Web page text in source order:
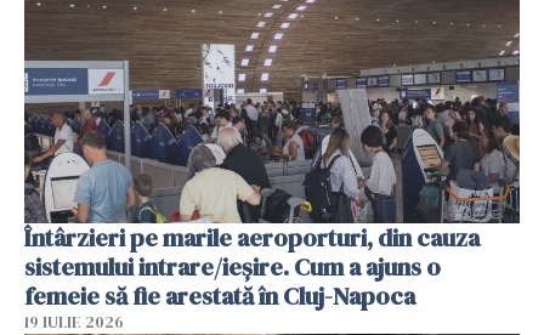
Întârzieri pe marile aeroporturi, din cauza
sistemului intrare/ieșire. Cum a ajuns o
femeie să fie arestată în Cluj-Napoca
19 IULIE 2026